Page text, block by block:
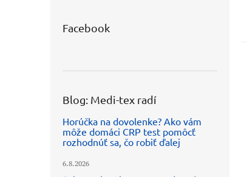
Facebook
Blog: Medi-tex radí
Horúčka na dovolenke? Ako vám
môže domáci CRP test pomôcť
rozhodnúť sa, čo robiť ďalej
6.8.2026